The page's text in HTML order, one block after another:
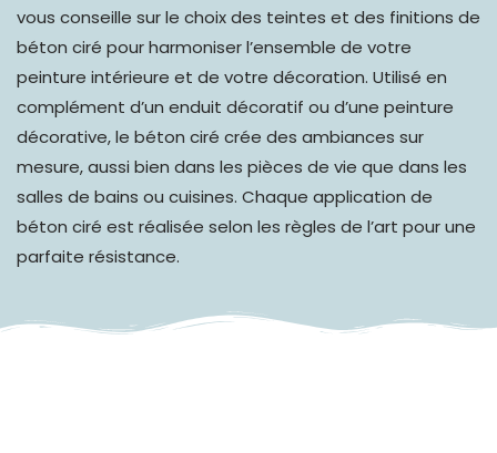
vous conseille sur le choix des teintes et des finitions de
béton ciré pour harmoniser l’ensemble de votre
peinture intérieure et de votre décoration. Utilisé en
complément d’un enduit décoratif ou d’une peinture
décorative, le béton ciré crée des ambiances sur
mesure, aussi bien dans les pièces de vie que dans les
salles de bains ou cuisines. Chaque application de
béton ciré est réalisée selon les règles de l’art pour une
parfaite résistance.